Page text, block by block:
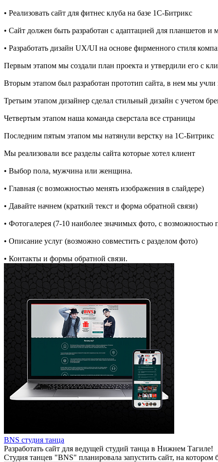
• Реализовать сайт для фитнес клуба на базе 1С-Битрикс
• Сайт должен быть разработан с адаптацией для планшетов и
• Разработать дизайн UX/UI на основе фирменного стиля
Первым этапом мы создали план проекта и утвердили его с
Вторым этапом был разработан прототип сайта, в нем мы учли
Третьим этапом дизайнер сделал стильный дизайн с учетом
Четвертым этапом наша команда сверстала все страницы
Последним пятым этапом мы натянули верстку на 1С-Битрикс
Мы реализовали все разделы сайта которые хотел клиент
• Выбор пола, мужчина или женщина.
• Главная (с возможностью менять изображения в слайдере)
• Давайте начнем (краткий текст и форма обратной связи)
• Фотогалерея (7-10 наиболее значимых фото, с возможностью
• Описание услуг (возможно совместить с разделом фото)
• Контакты и формы обратной связи.
BNS студия танца
Разработать сайт для ведущей студий танца в Нижнем Тагиле!
Студия танцев "BNS" планировала запустить сайт, на